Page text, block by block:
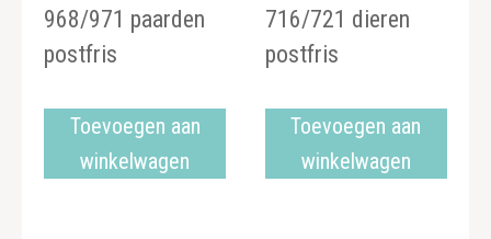
968/971 paarden
postfris
Toevoegen aan
winkelwagen
716/721 dieren
postfris
Toevoegen aan
winkelwagen